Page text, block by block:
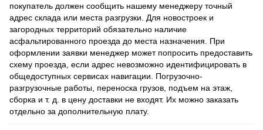
покупатель должен сообщить нашему менеджеру точный
адрес склада или места разгрузки. Для новостроек и
загородных территорий обязательно наличие
асфальтированного проезда до места назначения. При
оформлении заявки менеджер может попросить предоставить
схему проезда, если адрес невозможно идентифицировать в
общедоступных сервисах навигации. Погрузочно-
разгрузочные работы, переноска грузов, подъем на этаж,
сборка и т. д. в цену доставки не входят. Их можно заказать
отдельно за дополнительную плату.